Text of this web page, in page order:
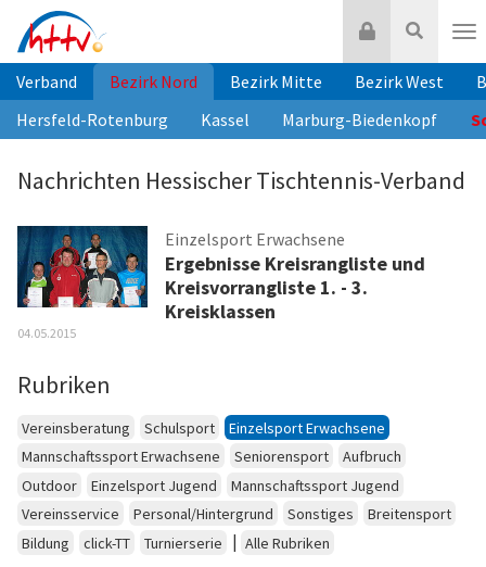
Inhalt
springen
Suche
Login
Verband Bezirk Nord Bezirk Mitte Bezirk West
Hersfeld-Rotenburg
Kassel Marburg-Biedenkopf
Nachrichten Hessischer Tischtennis-Verband
Einzelsport Erwachsene
Ergebnisse Kreisrangliste und
Kreisvorrangliste 1. - 3.
Kreisklassen
04.05.2015
Rubriken
Vereinsberatung Schulsport
Einzelsport Erwachsene
Mannschaftssport Erwachsene
Seniorensport
Aufbruch
Outdoor
Einzelsport Jugend
Mannschaftssport Jugend
Vereinsservice
Personal/Hintergrund Sonstiges
Breitensport
Bildung
click-TT Turnierserie | Alle Rubriken